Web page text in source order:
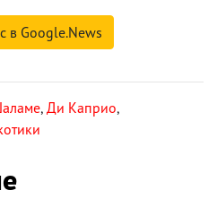
в Google.News
, Ди Каприо,